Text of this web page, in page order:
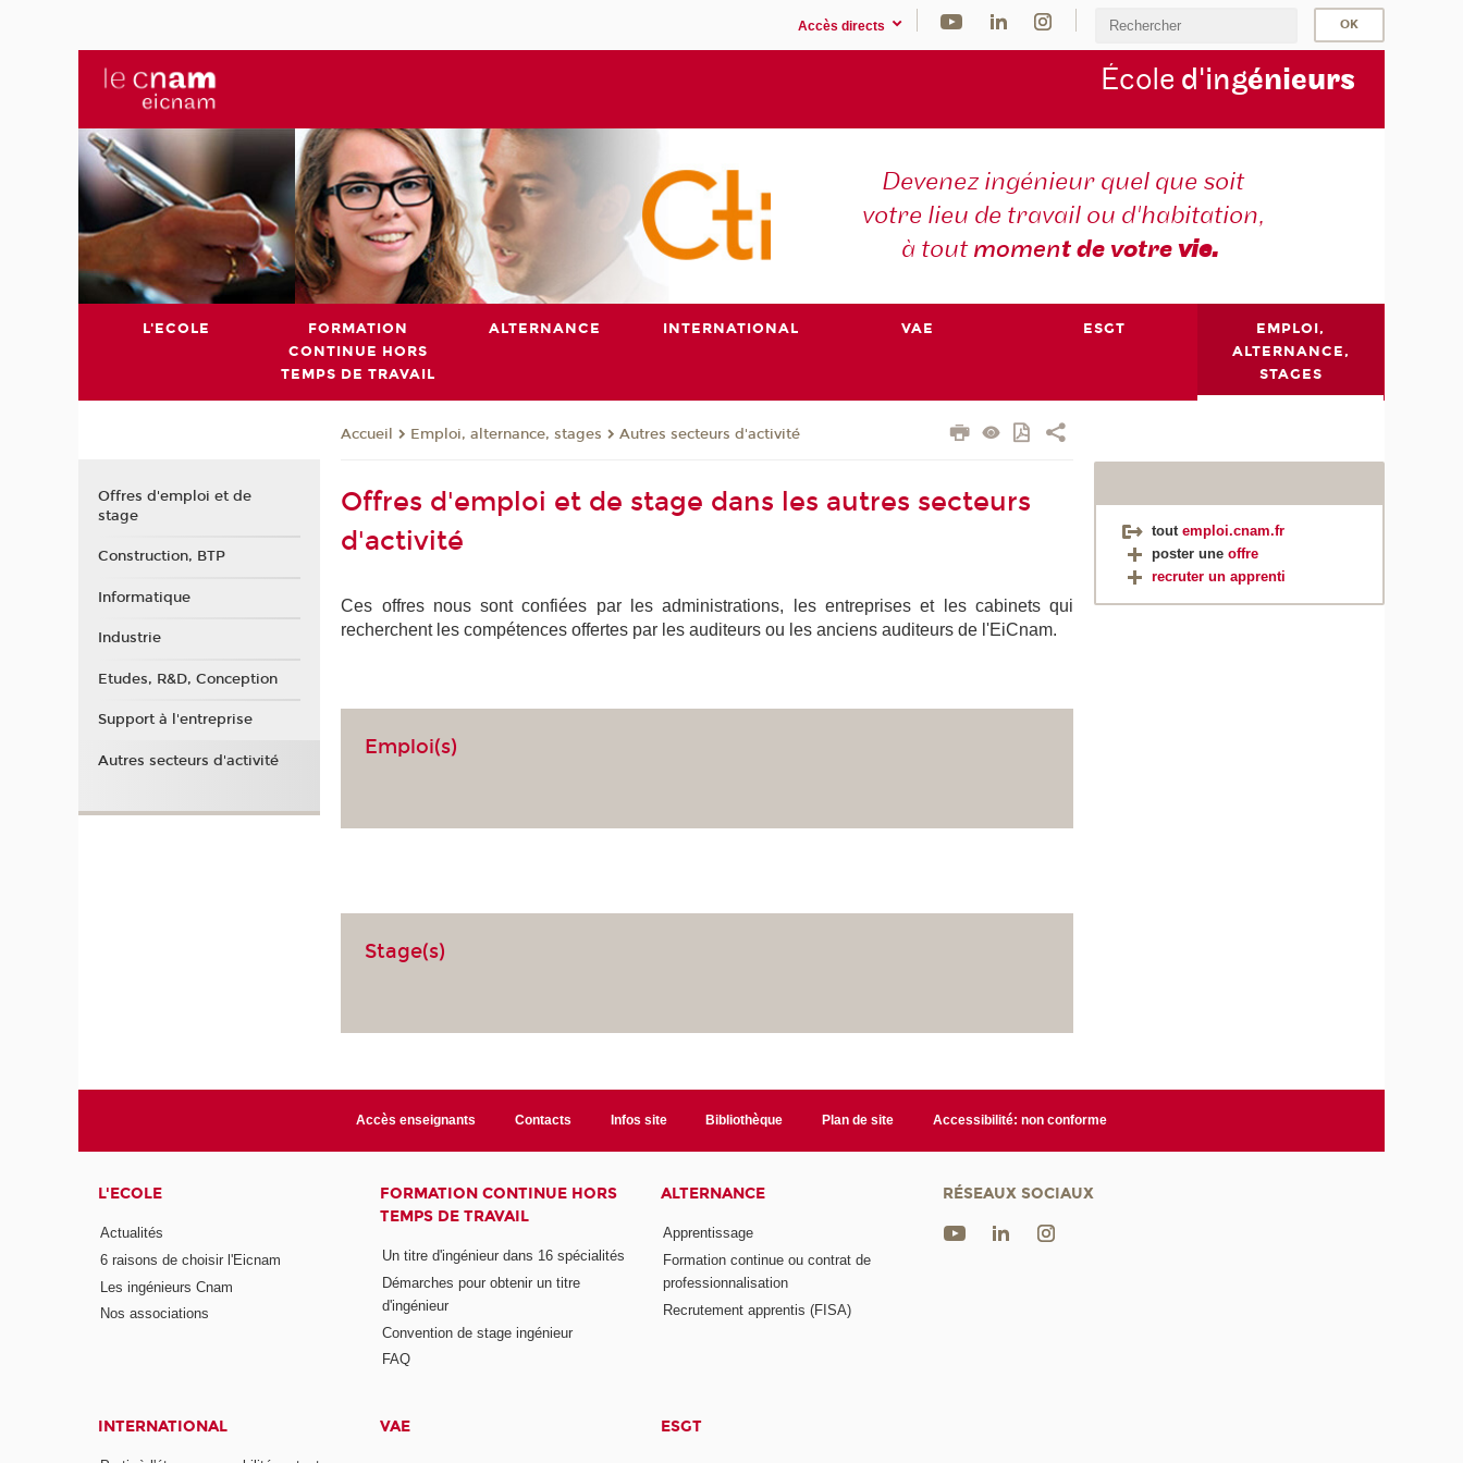
Accès directs
École d'ingénieurs
Devenez ingénieur quel que soit
votre lieu de travail ou d'habitation,
à toutmoment de votrevie.
L'ECOLE
FORMATION
CONTINUE HORS
TEMPS DE TRAVAIL
ALTERNANCE INTERNATIONAL VAE ESGT
EMPLOI,
ALTERNANCE,
STAGES
Accueil Emploi, alternance, stages Autres secteurs d'activité
Offres d'emploi et de stage dans les autres secteurs
d'activité
Ces offres nous sont confiées par les administrations, les entreprises et les cabinets qui
recherchent les compétences offertes par les auditeurs ou les anciens auditeurs de l'EiCnam.
Emploi(s)
Stage(s)
toutemploi.cnam.fr
poster uneoffre
recruter un apprenti
Offres d'emploi et de
stage
Construction, BTP
Informatique
Industrie
Etudes, R&D, Conception
Support à l'entreprise
Autres secteurs d'activité
Accès enseignants Contacts Infos site Bibliothèque Plan de site Accessibilité: non conforme
L'ECOLE
Actualités
6 raisons de choisir l'Eicnam
Les ingénieurs Cnam
Nos associations
FORMATION CONTINUE HORS
TEMPS DE TRAVAIL
Un titre d'ingénieur dans 16 spécialités
Démarches pour obtenir un titre
d'ingénieur
Convention de stage ingénieur
FAQ
ALTERNANCE
Apprentissage
Formation continue ou contrat de
professionnalisation
Recrutement apprentis (FISA)
INTERNATIONAL VAE ESGT
RÉSEAUX SOCIAUX